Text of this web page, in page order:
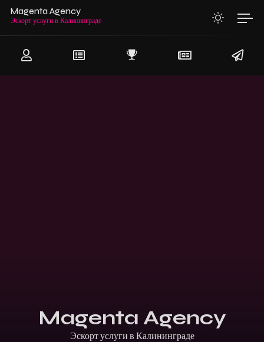
Magenta Agency
Эскорт услуги в Калин
Magenta Agency
Эскорт услуги в Кали